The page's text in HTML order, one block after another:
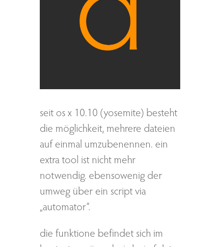
seit os x 10.10 (yosemite) besteht
die möglichkeit, mehrere dateien
auf einmal umzubenennen. ein
extra tool ist nicht mehr
notwendig. ebensowenig der
umweg über ein script via
„automator“.
die funktione befindet sich im